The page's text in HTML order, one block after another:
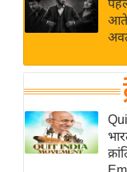
मिसाल
शख्सियत
यंग इंडिया
साहित्य
ऑटो
न्यूज ब्रीफ
आते